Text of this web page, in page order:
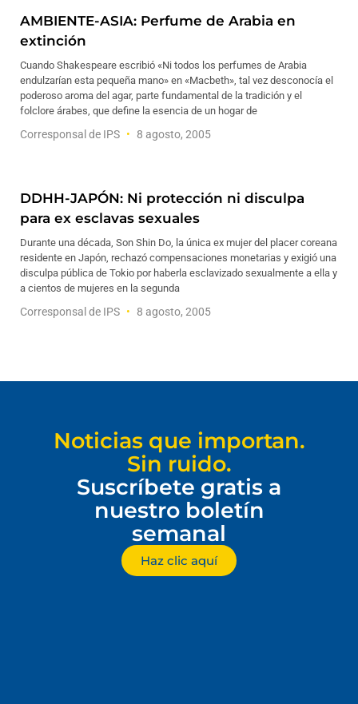
AMBIENTE-ASIA: Perfume de Arabia en
extinción
Cuando Shakespeare escribió «Ni todos los perfumes de Arabia
endulzarían esta pequeña mano» en «Macbeth», tal vez desconocía el
poderoso aroma del agar, parte fundamental de la tradición y el
folclore árabes, que define la esencia de un hogar de
Corresponsal de IPS 8 agosto, 2005
DDHH-JAPÓN: Ni protección ni disculpa
para ex esclavas sexuales
Durante una década, Son Shin Do, la única ex mujer del placer coreana
residente en Japón, rechazó compensaciones monetarias y exigió una
disculpa pública de Tokio por haberla esclavizado sexualmente a ella y
a cientos de mujeres en la segunda
Corresponsal de IPS 8 agosto, 2005
Noticias que importan.
Sin ruido.
Suscríbete gratis a
nuestro boletín
semanal
Haz clic aquí